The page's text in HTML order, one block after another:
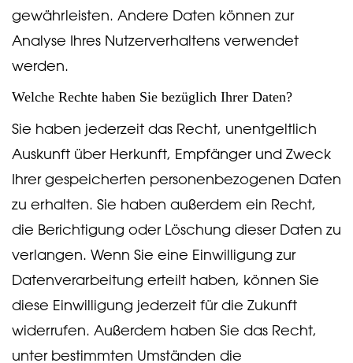
gewährleisten. Andere Daten können zur
Analyse Ihres Nutzerverhaltens verwendet
werden.
Welche Rechte haben Sie bezüglich Ihrer Daten?
Sie haben jederzeit das Recht, unentgeltlich
Auskunft über Herkunft, Empfänger und Zweck
Ihrer gespeicherten personenbezogenen Daten
zu erhalten. Sie haben außerdem ein Recht,
die Berichtigung oder Löschung dieser Daten zu
verlangen. Wenn Sie eine Einwilligung zur
Datenverarbeitung erteilt haben, können Sie
diese Einwilligung jederzeit für die Zukunft
widerrufen. Außerdem haben Sie das Recht,
unter bestimmten Umständen die